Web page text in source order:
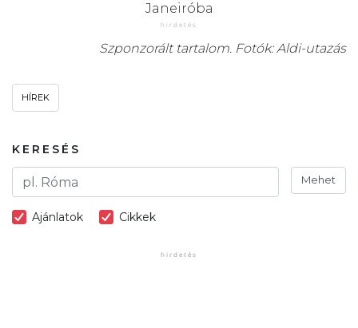
Janeiróba
Szponzorált tartalom. Fotók: Aldi-utazás
HÍREK
KERESÉS
Mehet
Ajánlatok Cikkek